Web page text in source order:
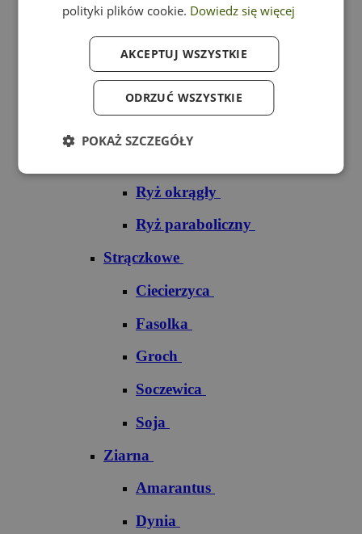
Ryż czerwony
Ryż do sushi
Ryż okrągły
Ryż paraboliczny
Strączkowe
Ciecierzyca
Fasolka
Groch
Soczewica
Soja
Ziarna
Amarantus
Dynia
polityki plików cookie. Dowiedz się więcej
AKCEPTUJ WSZYSTKIE
ODRZUĆ WSZYSTKIE
POKAŻ SZCZEGÓŁY